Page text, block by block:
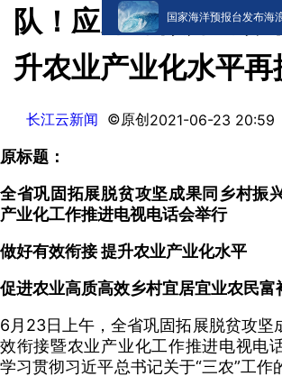
国家海洋预报台发布海
队！应勇对做好有效
升农业产业化水平再
长江云新闻 ©原创2021-06-23 20:59
原标题：
全省巩固拓展脱贫攻坚成果同乡村振
产业化工作推进电视电话会举行
做好有效衔接 提升农业产业化水平
促进农业高质高效乡村宜居宜业农民富
6月23日上午，全省巩固拓展脱贫攻坚
效衔接暨农业产业化工作推进电视电
学习贯彻习近平总书记关于“三农”工作